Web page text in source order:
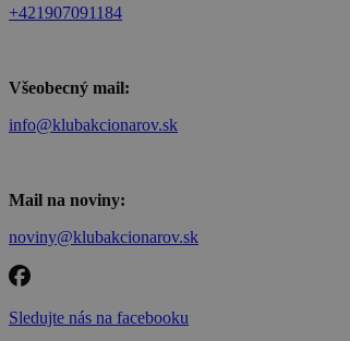
+421907091184
Všeobecný mail:
info@klubakcionarov.sk
Mail na noviny:
noviny@klubakcionarov.sk
Sledujte nás na facebooku